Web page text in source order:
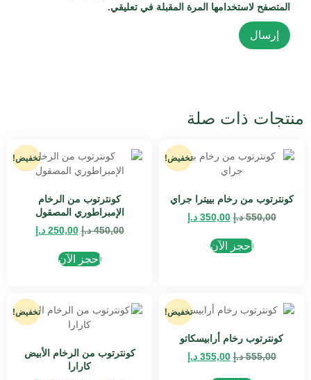
المتصفح لاستخدامها المرة المقبلة في تعليقي.
منتجات ذات صلة
تخفيض!
كونترتوب من رخام بييترا جراي
550,00 د.إ 350,00 د.إ
احجز الآن
تخفيض!
كونترتوب من الرخام
الإمبراطوري المصقول
450,00 د.إ 250,00 د.إ
احجز الآن
تخفيض!
كونترتوب رخام أرابيسكاتو
555,00 د.إ 355,00 د.إ
تخفيض!
كونترتوب من الرخام الأبيض
كارارا